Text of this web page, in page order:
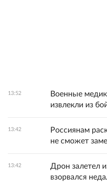
13:52
Военные
извлекли из
13:42
Россиянам
не сможет
13:42
Дрон залетел
взорвался